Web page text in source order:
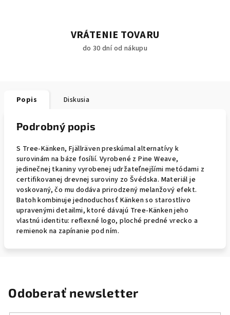
VRÁTENIE TOVARU
do 30 dní od nákupu
Popis Diskusia
Podrobný popis
S Tree-Känken, Fjällräven preskúmal alternatívy k
surovinám na báze fosílií. Vyrobené z Pine Weave,
jedinečnej tkaniny vyrobenej udržateľnejšími metódami z
certifikovanej drevnej suroviny zo Švédska. Materiál je
voskovaný, čo mu dodáva prirodzený melanžový efekt.
Batoh kombinuje jednoduchosť Känken so starostlivo
upravenými detailmi, ktoré dávajú Tree-Känken jeho
vlastnú identitu: reflexné logo, ploché predné vrecko a
remienok na zapínanie pod ním.
Odoberať newsletter